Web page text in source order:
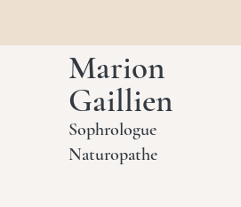
Marion
Gaillien
Sophrologue
Naturopathe